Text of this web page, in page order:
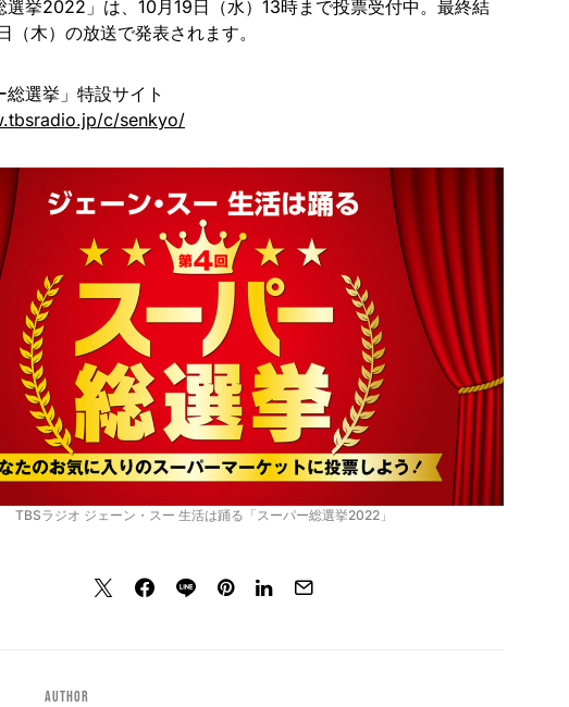
選挙2022」は、10月19日（水）13時まで投票受付中。最終結
（木）の放送で発表されます。
選挙」特設サイト
c/senkyo/
TBSラジオ ジェーン・スー 生活は踊る「スーパー総選挙2022」
Author